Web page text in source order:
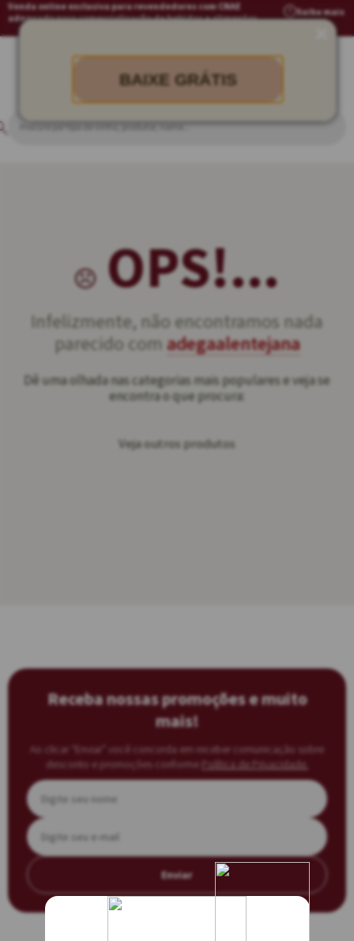
BAIXE GRÁTIS
Venda online exclusiva para revendedores com CNAE
adequado para comercialização de bebidas e alimentos
Saiba mais
OPS!...
Infelizmente, não encontramos nada
parecido com adegaalentejana
Dê uma olhada nas categorias mais populares e veja se
encontra o que procura:
Veja outros produtos
Receba nossas promoções e muito
mais!
Ao clicar “Enviar” você concorda em receber comunicação sobre
desconto e promoções conforme
Política de Privacidade.
Enviar